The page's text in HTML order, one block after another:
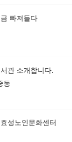
빠져들다
관 소개합니다.
동
성노인문화센터